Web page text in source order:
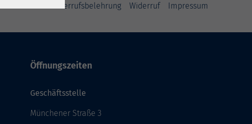
Widerrufsbelehrung Widerruf Impressum
Öffnungszeiten
Geschäftsstelle
Münchener Straße 3